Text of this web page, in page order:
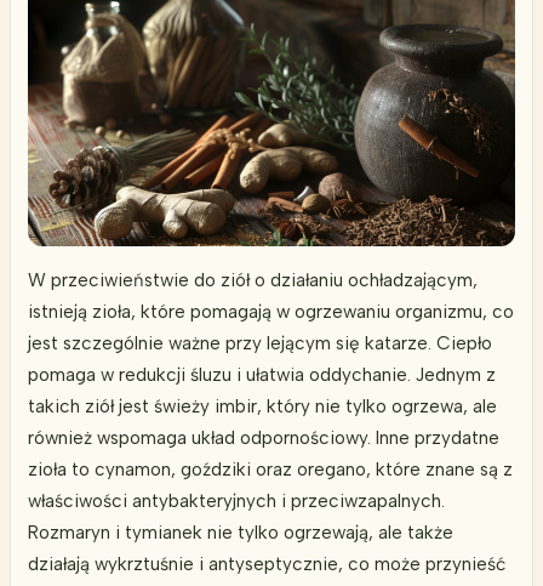
W przeciwieństwie do ziół o działaniu ochładzającym,
istnieją zioła, które pomagają w ogrzewaniu organizmu, co
jest szczególnie ważne przy lejącym się katarze. Ciepło
pomaga w redukcji śluzu i ułatwia oddychanie. Jednym z
takich ziół jest świeży imbir, który nie tylko ogrzewa, ale
również wspomaga układ odpornościowy. Inne przydatne
zioła to cynamon, goździki oraz oregano, które znane są z
właściwości antybakteryjnych i przeciwzapalnych.
Rozmaryn i tymianek nie tylko ogrzewają, ale także
działają wykrztuśnie i antyseptycznie, co może przynieść